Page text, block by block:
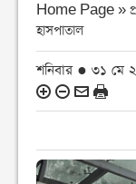
Home Page »
হাসপাতাল
শনিবার ● ৩১ মে